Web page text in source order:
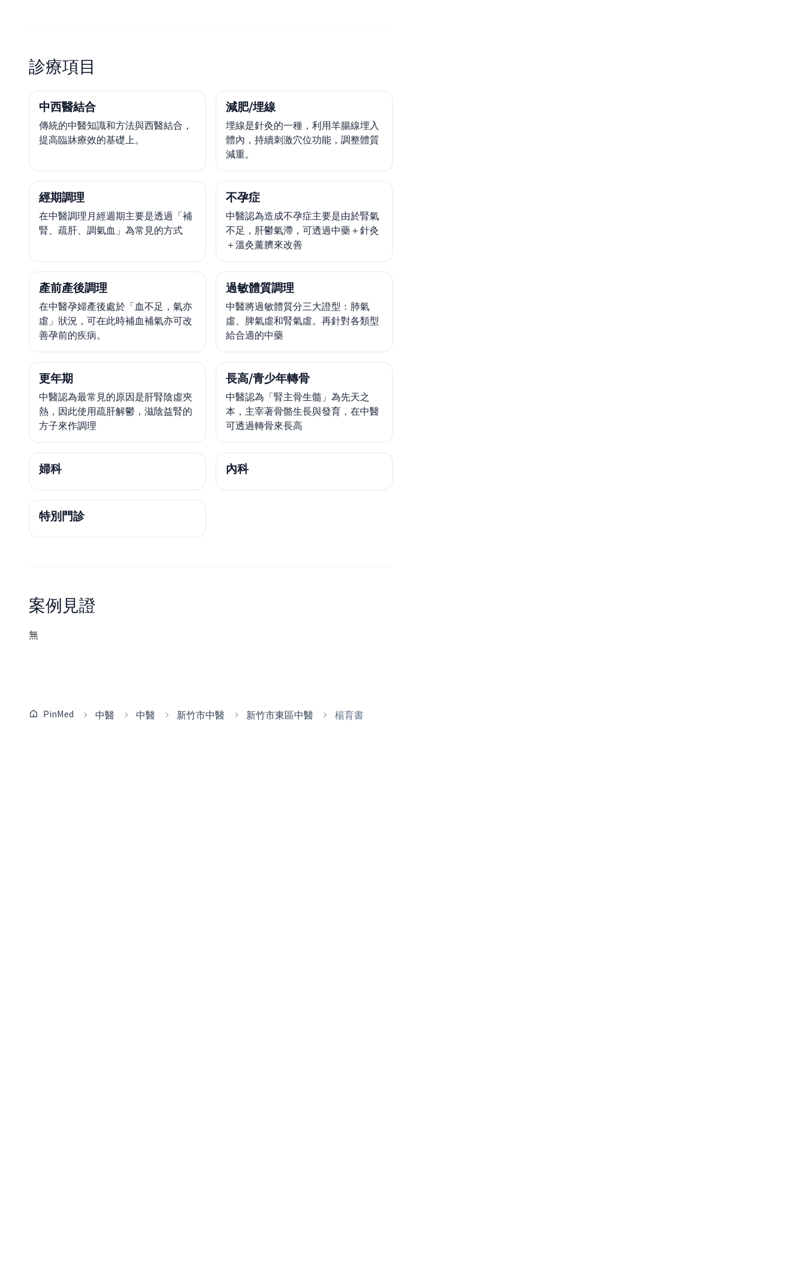
診療項目
中西醫結合
傳統的中醫知識和方法與西醫結合，
提高臨牀療效的基礎上。
減肥/埋線
埋線是針灸的一種，利用羊腸線埋入
體內，持續刺激穴位功能，調整體質
減重。
經期調理
在中醫調理月經週期主要是透過「補
腎、疏肝、調氣血」為常見的方式
不孕症
中醫認為造成不孕症主要是由於腎氣
不足，肝鬱氣滯，可透過中藥＋針灸
＋溫灸薰臍來改善
產前產後調理
在中醫孕婦產後處於「血不足，氣亦
虛」狀況，可在此時補血補氣亦可改
善孕前的疾病。
過敏體質調理
中醫將過敏體質分三大證型：肺氣
虛、脾氣虛和腎氣虛。再針對各類型
給合適的中藥
更年期
中醫認為最常見的原因是肝腎陰虛夾
熱，因此使用疏肝解鬱，滋陰益腎的
方子來作調理
長高/青少年轉骨
中醫認為「腎主骨生髓」為先天之
本，主宰著骨骼生長與發育，在中醫
可透過轉骨來長高
婦科 內科
特別門診
案例見證
無
PinMed 中醫 中醫 新竹市中醫 新竹市東區中醫 楊育書